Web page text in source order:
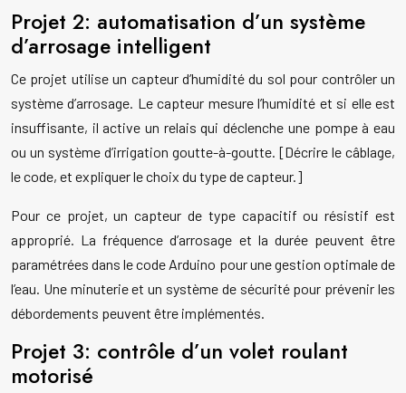
Projet 2: automatisation d’un système
d’arrosage intelligent
Ce projet utilise un capteur d’humidité du sol pour contrôler un
système d’arrosage. Le capteur mesure l’humidité et si elle est
insuffisante, il active un relais qui déclenche une pompe à eau
ou un système d’irrigation goutte-à-goutte. [Décrire le câblage,
le code, et expliquer le choix du type de capteur.]
Pour ce projet, un capteur de type capacitif ou résistif est
approprié. La fréquence d’arrosage et la durée peuvent être
paramétrées dans le code Arduino pour une gestion optimale de
l’eau. Une minuterie et un système de sécurité pour prévenir les
débordements peuvent être implémentés.
Projet 3: contrôle d’un volet roulant
motorisé